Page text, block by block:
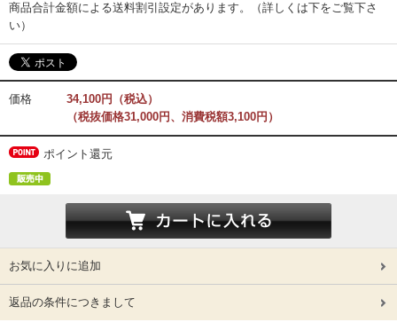
商品合計金額による送料割引設定があります。（詳しくは下をご覧下さ
い）
価格
34,100円（税込）
（税抜価格31,000円、消費税額3,100円）
ポイント還元
お気に入りに追加
返品の条件につきまして